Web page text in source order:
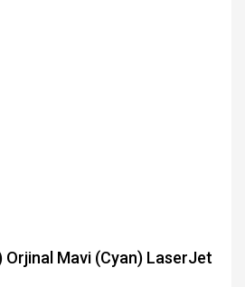
Orjinal Mavi (Cyan) LaserJet